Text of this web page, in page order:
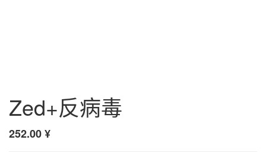
Zed+反病毒
252.00¥